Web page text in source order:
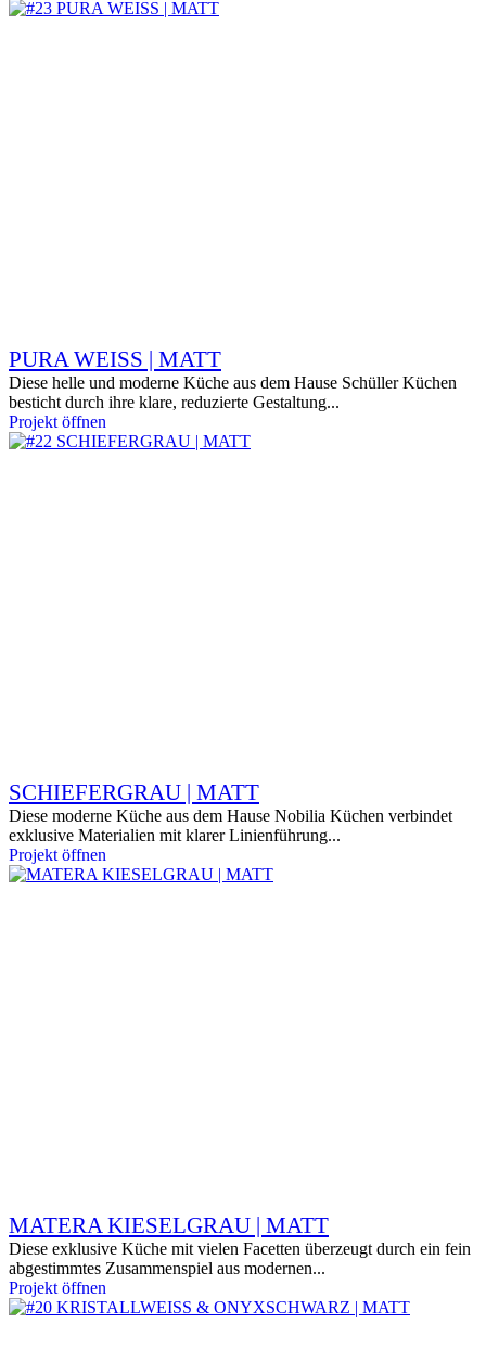
PURA WEISS | MATT
Diese helle und moderne Küche aus dem Hause Schüller Küchen
besticht durch ihre klare, reduzierte Gestaltung...
Projekt öffnen
SCHIEFERGRAU | MATT
Diese moderne Küche aus dem Hause Nobilia Küchen verbindet
exklusive Materialien mit klarer Linienführung...
Projekt öffnen
MATERA KIESELGRAU | MATT
Diese exklusive Küche mit vielen Facetten überzeugt durch ein fein
abgestimmtes Zusammenspiel aus modernen...
Projekt öffnen